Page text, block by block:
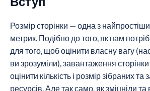
Розмір сторінки — одна з
метрик. Подібно до того, як нам
для того, щоб оцінити власну вагу
ви зрозуміли), завантаження
оцінити кількість і розмір зібраних та
ресурсів. Але так само, як зміцніли та